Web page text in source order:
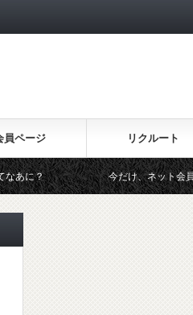
員ページ リクルート
今だけ、ネット会員1000円オフ